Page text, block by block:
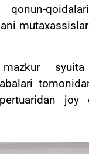
qonun-
mazkur
joy